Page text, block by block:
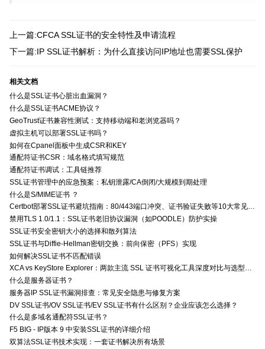
上一篇:CFCA SSL证书的安全特性及申请流程
下一篇:IP SSL证书解析：为什么直接访问IP地址也需要SSL保护
相关文档
什么是SSL证书心脏出血漏洞？
什么是SSL证书ACME协议？
GeoTrust证书兼容性测试：支持移动端和老浏览器吗？
虚拟主机可以部署SSL证书吗？
如何在Cpanel面板中生成CSR和KEY
通配符证书CSR：域名格式填写规范
通配符证书调试：工具链推荐
SSL证书管理中的应急预案：私钥泄露/CA倒闭/大规模到期处理
什么是S/MIME证书 ？
Certbot部署SSL证书避坑指南：80/443端口冲突、证书验证失败等10大常见问题解决方案
禁用TLS 1.0/1.1：SSL证书老旧协议漏洞（如POODLE）防护实操
SSL证书安全密钥大小的选择和散列算法
SSL证书与Diffie-Hellman密钥交换：前向保密（PFS）实现
如何解决SSL证书不匹配错误
XCA vs KeyStore Explorer：两款主流 SSL 证书可视化工具深度对比与选型指南
什么是服务器证书？
服务器IP SSL证书漏洞排查：常见安全隐患与修复方案
DV SSL证书/OV SSL证书/EV SSL证书有什么区别？企业应该怎么选择？
什么是多域名通配符SSL证书？
F5 BIG - IP版本 9 中安装SSL证书的详细介绍
双算法SSL证书技术实现：一套证书解决所有场景